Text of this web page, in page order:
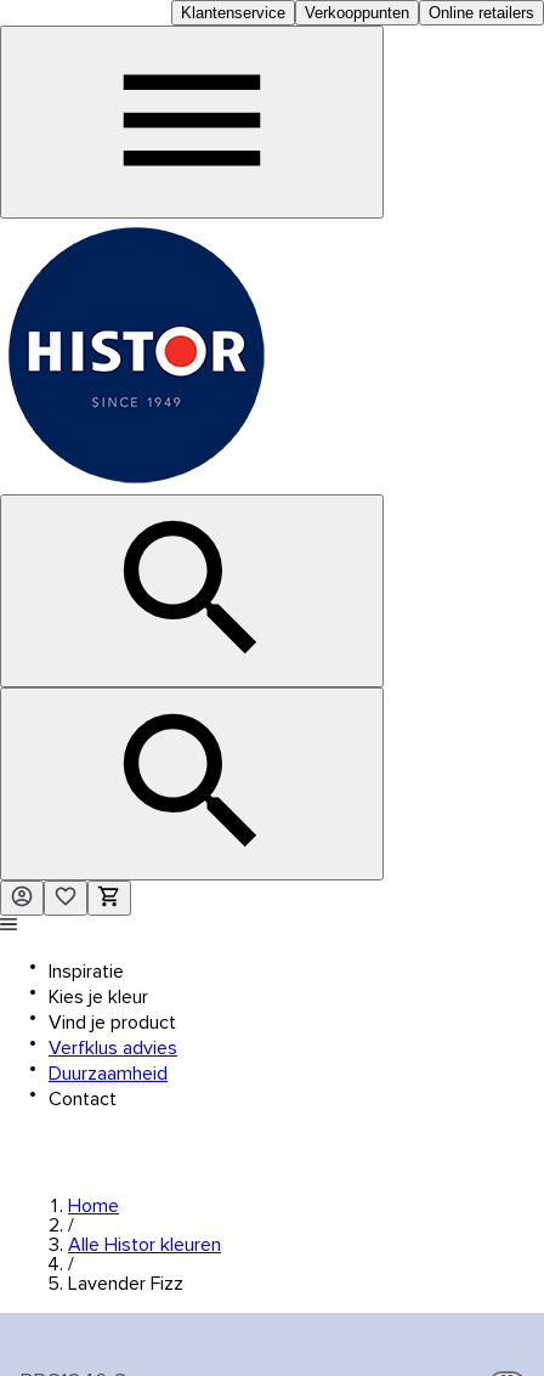
Klantenservice Verkooppunten Online retailers
Inspiratie
Kies je kleur
Vind je product
Verfklus advies
Duurzaamheid
Contact
Home
/
Alle Histor kleuren
/
Lavender Fizz